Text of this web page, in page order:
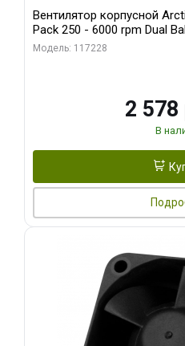
Вентилятор корпусной
Pack 250 - 6000 rpm Dual Ball
Connector (ACFAN00273A)
Модель: 117228
2 578
В